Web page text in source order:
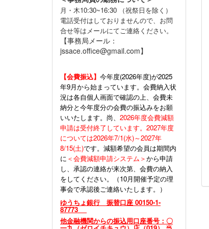
月・木10:30~16:30 （祝祭日を除く）
電話受付はしておりませんので、お問
合せ等はメールにてご連絡ください。
【事務局メール：
jssace.office@gmail.com】
【会費振込】 今年度(2026年度)が2025
年9月から始まっています。会費納入状
況は各自個人画面で確認の上、会費未
納分と今年度分の会費の振込みをお願
いいたします。尚、 2026年度会費減額
申請は受付終了しています。2027年度
については2026年7/1(水)～2027年
8/15(土)です。減額希望の会員は期間内
に ＜会費減額申請システム＞から申請
し、承認の連絡が来次第、会費の納入
をしてください。（10月開催予定の理
事会で承認後ご連絡いたします。）
ゆうちょ銀行 振替口座 00150-1-
87773
他金融機関からの振込用口座番号：〇